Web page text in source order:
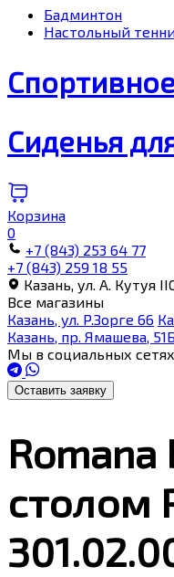
Бадминтон
Настольный
Сиденья
Корзина
0
+7 (843) 253 64 77
+7 (843) 259 18 55
Казань, ул. А. Кутуя
Все магазины
Казань, ул. Р.Зорге 66
Казань, пр. Ямашева, 51Б
Мы в социальных сетях
Оставить заявку
Romana
столом